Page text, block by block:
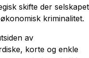
skifte der selskapet
kriminalitet.
av
korte og enkle